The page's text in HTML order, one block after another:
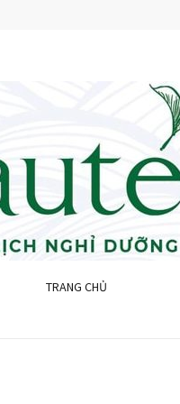
NGHỈTRANG CHỦ